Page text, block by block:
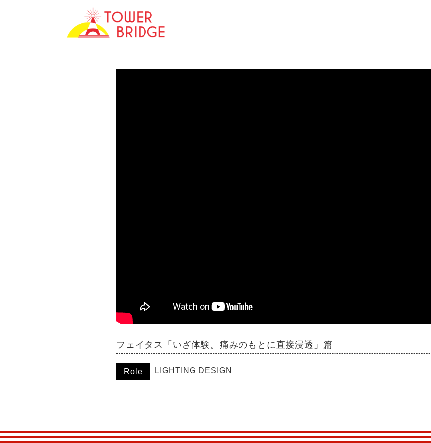
フェイタス「いざ体験。痛みのもとに直接浸透」篇
Role LIGHTING DESIGN